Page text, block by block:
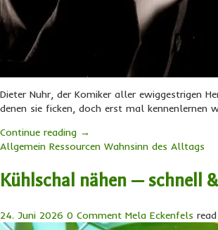
Dieter Nuhr, der Komiker aller ewiggestrigen
denen sie ficken, doch erst mal kennenlernen
Continue reading →
Allgemein Ressourcen Wahnsinn des Alltags
Kühlschal nähen — schnell
24. Juni 2026 0 Comment Mela Eckenfels read